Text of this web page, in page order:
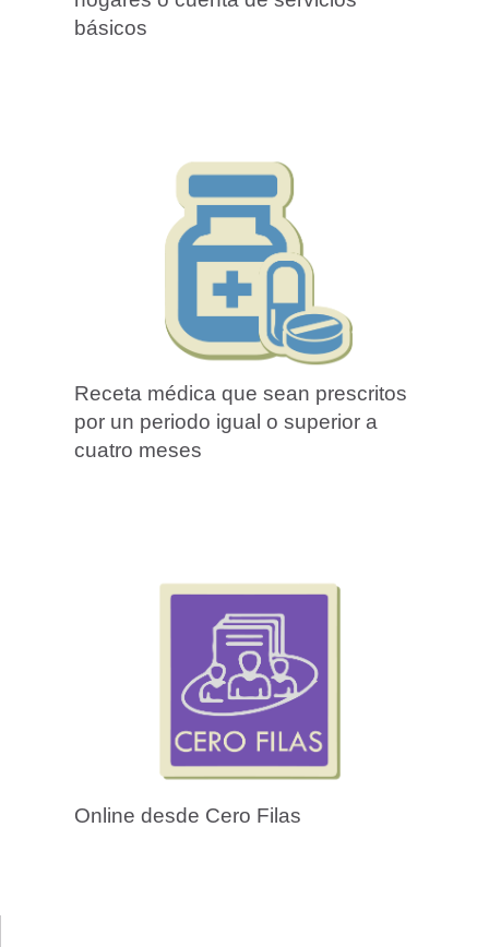
básicos
Receta médica que sean prescritos
por un periodo igual o superior a
cuatro meses
Online desde Cero Filas